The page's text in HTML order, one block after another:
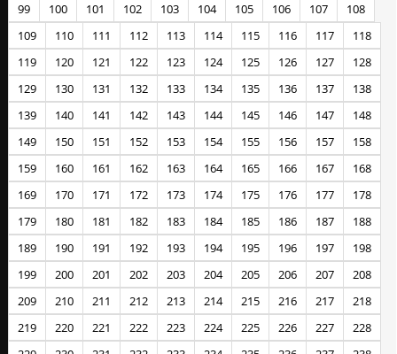
99
100 101 102 103 104 105 106 107
108
109
110 111 112 113 114 115 116 117
118
119
120 121 122 123 124 125 126 127
128
129
130 131 132 133 134 135 136 137
138
139
140 141 142 143 144 145 146 147
148
149
150 151 152 153 154 155 156 157
158
159
160 161 162 163 164 165 166 167
168
169
170 171 172 173 174 175 176 177
178
179
180 181 182 183 184 185 186 187
188
189
190 191 192 193 194 195 196 197
198
199
200 201 202 203 204 205 206 207
208
209
210 211 212 213 214 215 216 217
218
219
220 221 222 223 224 225 226 227
228